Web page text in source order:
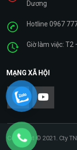
Dương
Hotline 0967
Giờ làm việc: T2
MẠNG XÃ HỘI
Copyright © 2021. Cty